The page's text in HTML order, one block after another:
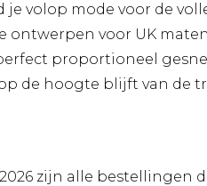
je volop mode voor de
ontwerpen voor UK
proportioneel
de hoogte blijft van de
zijn alle bestellingen